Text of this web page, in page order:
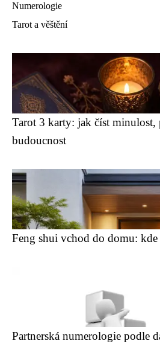
Numerologie
Tarot a věštění
Tarot 3 karty: jak číst minulost,
budoucnost
Feng shui vchod do domu:
Partnerská numerologie podle